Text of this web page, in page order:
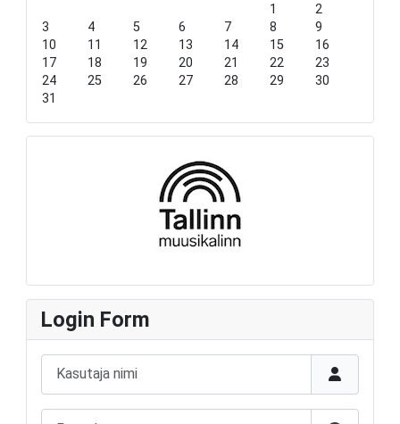
Y
e
a
r
o
n
t
h
1
2
3
4 5 6 7 8
9
10
11 12 13 14 15
16
17
18 19 20 21 22
23
24
25 26 27 28 29
30
31
Login Form
Kasutaja nimi
Parool